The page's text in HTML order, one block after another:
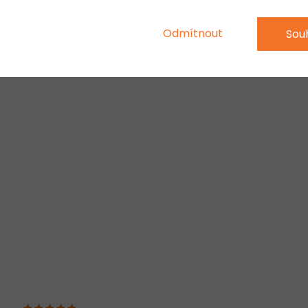
Odmítnout
VÝSLEDEK